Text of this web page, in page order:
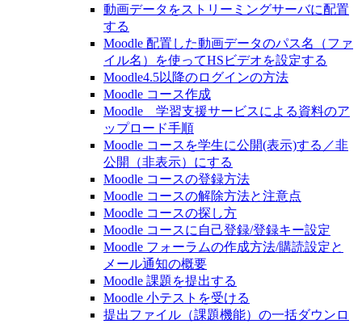
動画データをストリーミングサーバに配置
する
Moodle 配置した動画データのパス名（ファ
イル名）を使ってHSビデオを設定する
Moodle4.5以降のログインの方法
Moodle コース作成
Moodle 学習支援サービスによる資料のア
ップロード手順
Moodle コースを学生に公開(表示)する／非
公開（非表示）にする
Moodle コースの登録⽅法
Moodle コースの解除方法と注意点
Moodle コースの探し⽅
Moodle コースに自己登録/登録キー設定
Moodle フォーラムの作成方法/購読設定と
メール通知の概要
Moodle 課題を提出する
Moodle 小テストを受ける
提出ファイル（課題機能）の一括ダウンロ